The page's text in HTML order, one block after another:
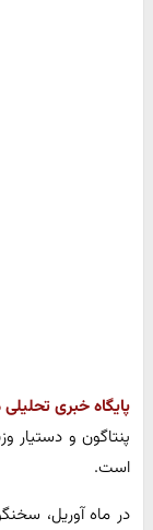
پایگاه خبری
پنتاگون و دستیار
است.
در ماه آوریل،